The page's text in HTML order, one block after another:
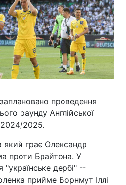
проведення
раунду Англійської
2025.
який грає Олександр
проти Брайтона. У
"українське дербі" --
прийме Борнмут Іллі